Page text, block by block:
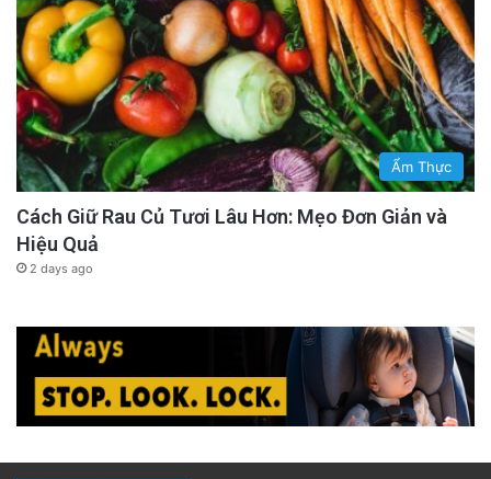
Ẩm Thực
Cách Giữ Rau Củ Tươi Lâu Hơn: Mẹo Đơn Giản và
Hiệu Quả
2 days ago